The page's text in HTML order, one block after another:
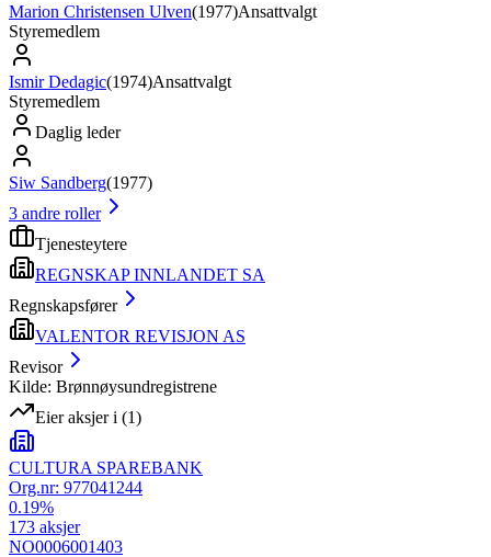
Marion Christensen Ulven(1977)Ansattvalgt
Styremedlem
Ismir Dedagic(1974)Ansattvalgt
Styremedlem
Daglig leder
Siw Sandberg(1977)
3 andre roller
Tjenesteytere
REGNSKAP INNLANDET SA
Regnskapsfører
VALENTOR REVISJON AS
Revisor
Kilde: Brønnøysundregistrene
Eier aksjer i (1)
CULTURA SPAREBANK
Org.nr: 977041244
0.19%
173 aksjer
NO0006001403